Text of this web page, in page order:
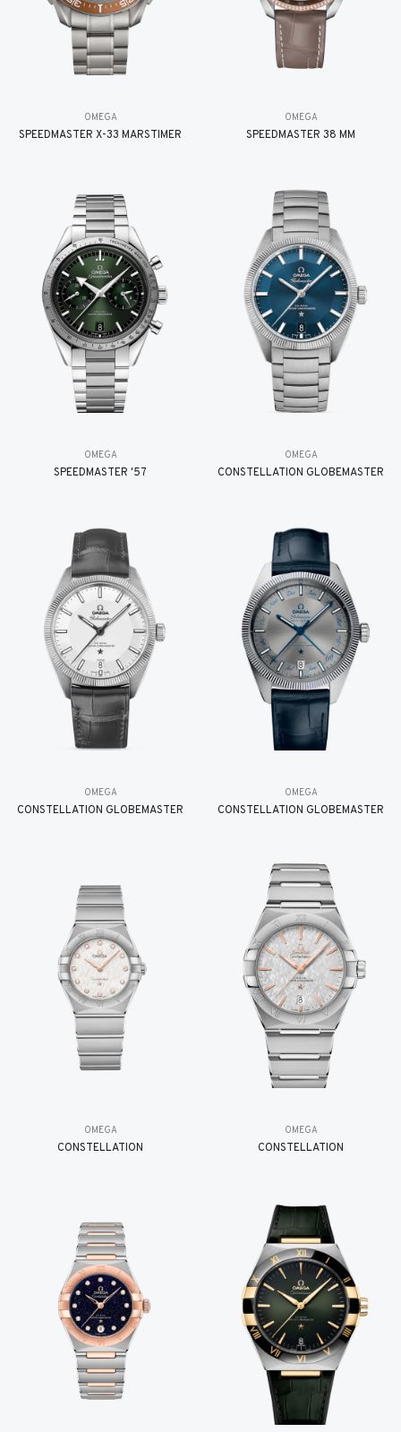
OMEGA
SPEEDMASTER X-33 MARSTIMER
OMEGA
SPEEDMASTER 38 MM
OMEGA
SPEEDMASTER '57
OMEGA
CONSTELLATION GLOBEMASTER
OMEGA
CONSTELLATION GLOBEMASTER
OMEGA
CONSTELLATION GLOBEMASTER
OMEGA
CONSTELLATION
OMEGA
CONSTELLATION